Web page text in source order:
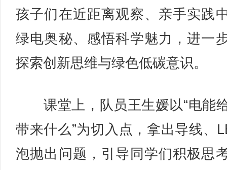
孩子们在近距离观察、亲手实践
绿电奥秘、感悟科学魅力，进一
探索创新思维与绿色低碳意识。
课堂上，队员王生媛以“电能
带来什么”为切入点，拿出导线、
泡抛出问题，引导同学们积极思